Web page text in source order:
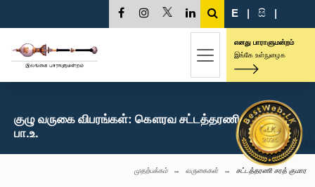
E | සි |
எனது பாராளுமன்றம்
இங்கே உள்நுழைக
குழு வருகை விபரங்கள்: கௌரவ சட்டத்தரணி சரத் குமார,
பா.உ.
முதற்பக்கம் வருகைகள் சட்டத்தரணி சரத் குமார